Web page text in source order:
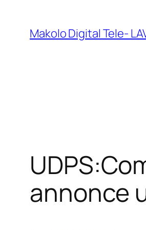
Makolo Digital Tele-
annonce